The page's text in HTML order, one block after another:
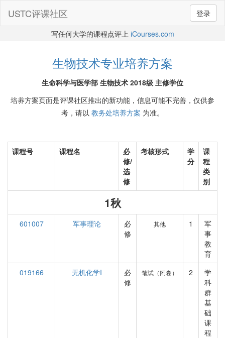
登录
USTC评课社区
写任何大学的课程点评上 iCourses.com
生物技术专业培养方案
生命科学与医学部 生物技术 2018级 主修学位
培养方案页面是评课社区推出的新功能，信息可能不完善，仅供参
考，请以 教务处培养方案 为准。
课程号 课程名
必
修/
选
修
考核形式
学
分
课
程
类
别
1秋
601007 军事理论
必
修
其他 1
军
事
教
育
019166
无机化学I
必
修
笔试（闭卷） 2
学
科
群
基
础
课
程